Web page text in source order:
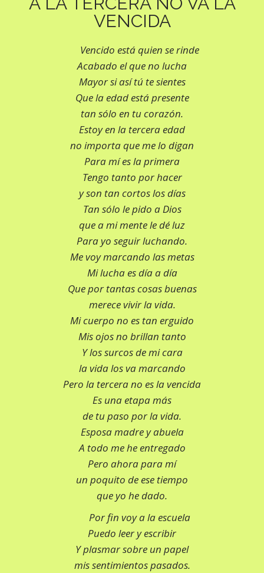
VENCIDA
Vencido está quien se rinde
Acabado el que no lucha
Mayor si así tú te sientes
Que la edad está presente
tan sólo en tu corazón.
Estoy en la tercera edad
no importa que me lo digan
Para mí es la primera
Tengo tanto por hacer
y son tan cortos los días
Tan sólo le pido a Dios
que a mi mente le dé luz
Para yo seguir luchando.
Me voy marcando las metas
Mi lucha es día a día
Que por tantas cosas buenas
merece vivir la vida.
Mi cuerpo no es tan erguido
Mis ojos no brillan tanto
Y los surcos de mi cara
la vida los va marcando
Pero la tercera no es la vencida
Es una etapa más
de tu paso por la vida.
Esposa madre y abuela
A todo me he entregado
Pero ahora para mí
un poquito de ese tiempo
que yo he dado.
Por fin voy a la escuela
Puedo leer y escribir
Y plasmar sobre un papel
mis sentimientos pasados.